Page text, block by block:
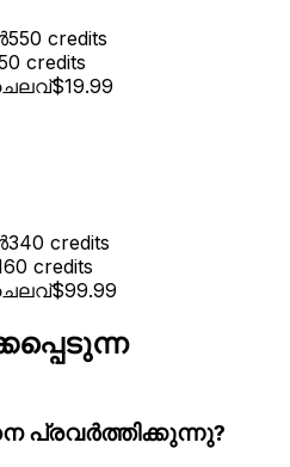
550 credits
credits
$19.99
340 credits
credits
$99.99
പ്രവർത്തിക്കുന്നു?